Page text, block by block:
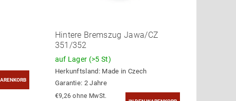
Hintere Bremszug Jawa/CZ
351/352
auf Lager (>5 St)
Herkunftsland: Made in Czech
Garantie: 2 Jahre
€9,26 ohne MwSt.